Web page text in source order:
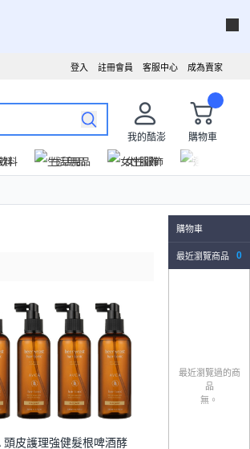
成為賣家
客服中心
註冊會員
登入
我的酷澎
購物車
料 生活用品 女性服飾
購物車
最近瀏覽商品 0
最近瀏覽過的商
品
無。
頭皮護理強健髮根啤酒酵